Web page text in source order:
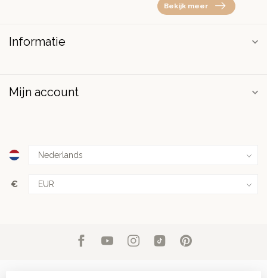
Bekijk meer
Informatie
Mijn account
€